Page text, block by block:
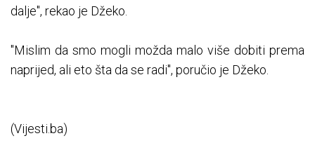
dalje", rekao je Džeko.
"Mislim da smo mogli možda malo više dobiti prema
naprijed, ali eto šta da se radi", poručio je Džeko.
(Vijesti.ba)